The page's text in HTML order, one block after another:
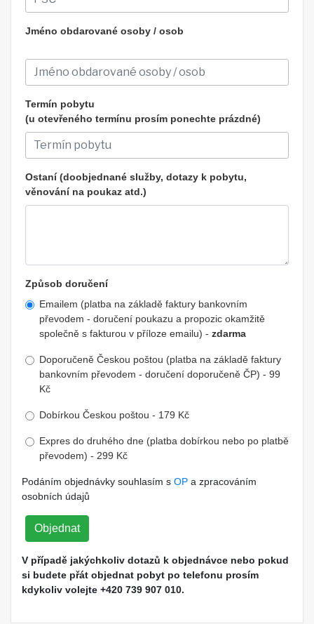
Jméno obdarované osoby / osob
Termín pobytu
(u otevřeného termínu prosím ponechte prázdné)
Ostaní (doobjednané služby, dotazy k pobytu,
věnování na poukaz atd.)
Způsob doručení
Emailem (platba na základě faktury bankovním
převodem - doručení poukazu a propozic okamžitě
společně s fakturou v příloze emailu) - zdarma
Doporučeně Českou poštou (platba na základě faktury
bankovním převodem - doručení doporučeně ČP) - 99
Kč
Dobírkou Českou poštou - 179 Kč
Expres do druhého dne (platba dobírkou nebo po platbě
převodem) - 299 Kč
Podáním objednávky souhlasím s OP a zpracováním
osobních údajů
Objednat
V případě jakýchkoliv dotazů k objednávce nebo pokud
si budete přát objednat pobyt po telefonu prosím
kdykoliv volejte +420 739 907 010.